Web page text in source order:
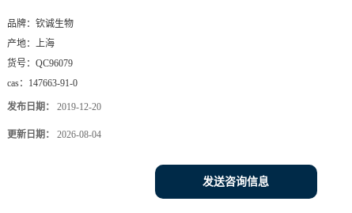
品牌： 钦诚生物
产地： 上海
货号： QC96079
cas： 147663-91-0
发布日期： 2019-12-20
更新日期： 2026-08-04
发送咨询信息